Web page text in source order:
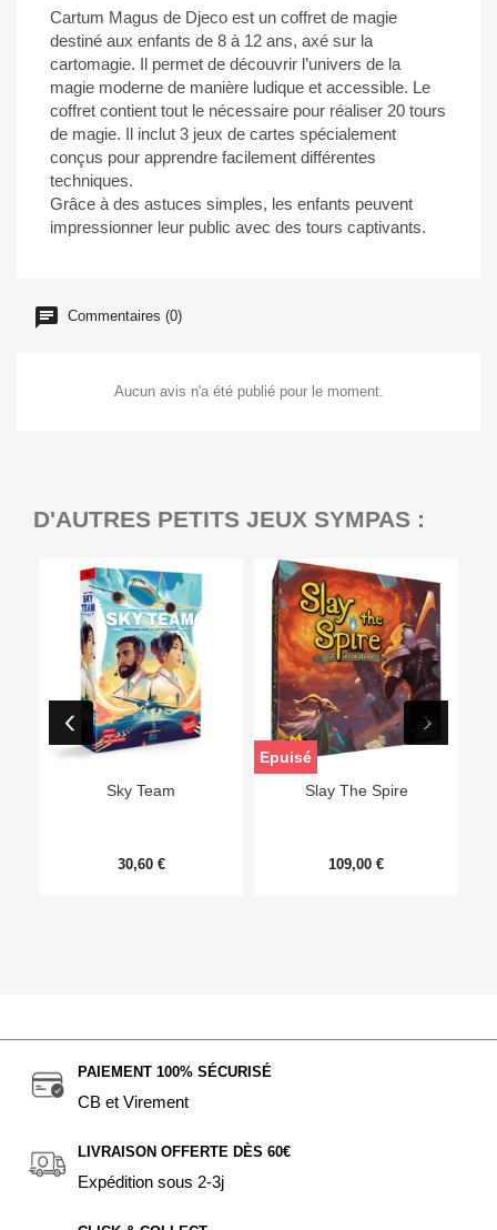
Cartum Magus de Djeco est un coffret de magie
destiné aux enfants de 8 à 12 ans, axé sur la
cartomagie. Il permet de découvrir l’univers de la
magie moderne de manière ludique et accessible. Le
coffret contient tout le nécessaire pour réaliser 20 tours
de magie. Il inclut 3 jeux de cartes spécialement
conçus pour apprendre facilement différentes
techniques.
Grâce à des astuces simples, les enfants peuvent
impressionner leur public avec des tours captivants.
Commentaires (0)
Aucun avis n'a été publié pour le moment.
D'AUTRES PETITS JEUX SYMPAS :
Sky Team
30,60 €
Slay The Spire
109,00 €
Epuisé
PAIEMENT 100% SÉCURISÉ
CB et Virement
LIVRAISON OFFERTE DÈS 60€
Expédition sous 2-3j